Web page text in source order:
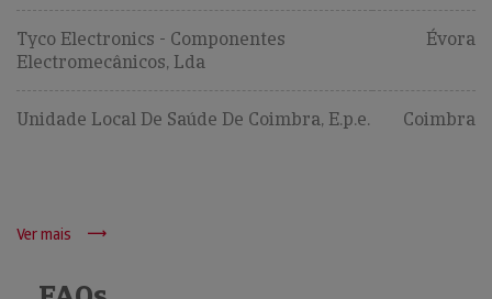
Tyco Electronics - Componentes
Electromecânicos, Lda
Évora
Unidade Local De Saúde De Coimbra, E.p.e. Coimbra
Ver mais